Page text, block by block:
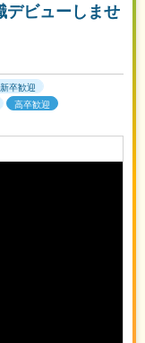
デビューしませ
卒歓迎
高卒歓迎